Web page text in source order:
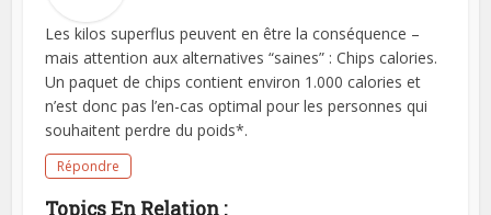
Les kilos superflus peuvent en être la conséquence –
mais attention aux alternatives “saines” : Chips calories.
Un paquet de chips contient environ 1.000 calories et
n’est donc pas l’en-cas optimal pour les personnes qui
souhaitent perdre du poids*.
Répondre
Topics En Relation :